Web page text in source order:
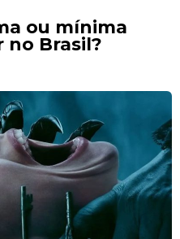
ou mínima
no Brasil?